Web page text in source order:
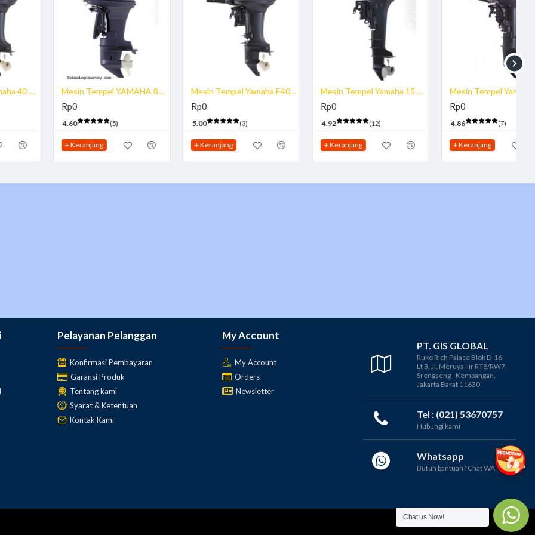
Mesin Tempel Yamaha 25 PK
(7)
+ Keranjang
Mesin Tempel YAMAHA 250HP
+ Keranjang
Mesin Tempel Yamaha 40 PK
(14)
+ Keranjang
Mesin Tempel YAMAHA 85 PK
(5)
+ Keranjang
Pelayanan Pelanggan
Konfirmasi Pembayaran
Garansi Produk
Tentang kami
Syarat & Ketentuan
Kontak Kami
My Account
My Account
Orders
Newsletter
PT. GIS GLOBAL
Ruko Rich Palace Blok D-16
Lt 3, Jl. Meruya Ilir RT8/RW7,
Srengseng - Kembangan,
Jakarta Barat 11630
Tel : (021) 53670757
Hubungi kami
Whatsapp
Butuh bantuan? Chat WA
Chat us Now!